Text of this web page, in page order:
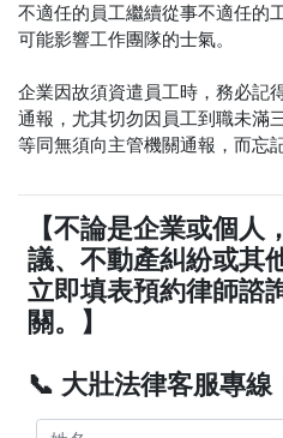
不適任的員工繼續從事不適任的
可能影響工作團隊的士氣。
企業因故須資遣員工時，務必記
通報，尤其切勿因員工到職未滿
等同無須向主管機關通報，而忘
【不論是企業或個
議、不動產糾紛或其
立即填表預約律師諮
關。】
📞 大壯法律客服專線